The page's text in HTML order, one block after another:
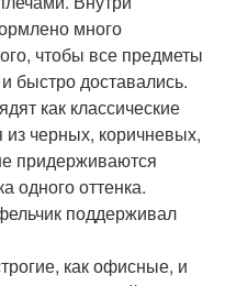
много
чтобы все предметы
быстро доставались.
как классические
черных, коричневых,
придерживаются
одного оттенка.
поддерживал
как офисные, и